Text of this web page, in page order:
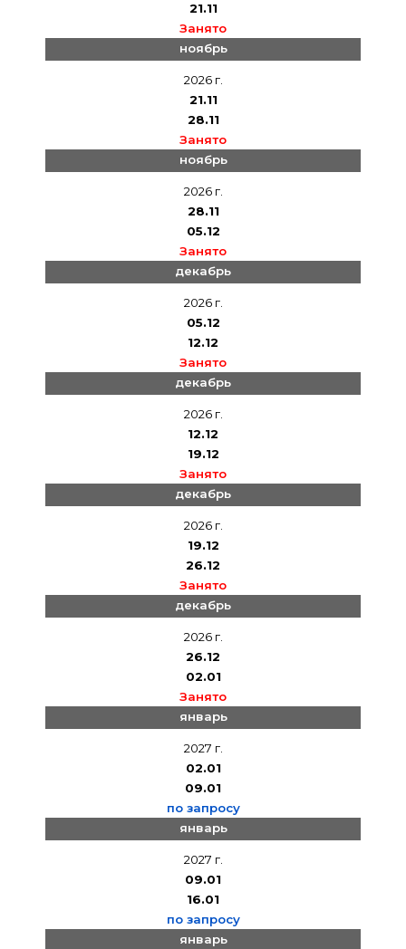
21.11
Занято
ноябрь
2026 г.
21.11
28.11
Занято
ноябрь
2026 г.
28.11
05.12
Занято
декабрь
2026 г.
05.12
12.12
Занято
декабрь
2026 г.
12.12
19.12
Занято
декабрь
2026 г.
19.12
26.12
Занято
декабрь
2026 г.
26.12
02.01
Занято
январь
2027 г.
02.01
09.01
по запросу
январь
2027 г.
09.01
16.01
по запросу
январь